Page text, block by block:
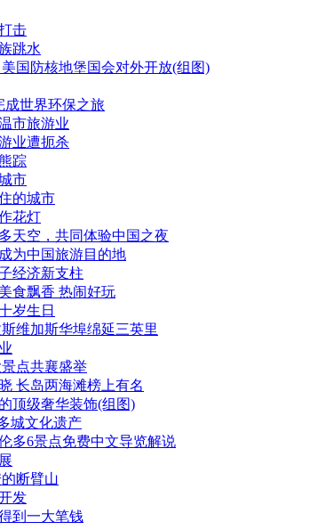
击
跳水
国防核地堡国会对外开放(组图)
成世界环保之旅
市旅游业
业遭扼杀
踪
市
的城市
花灯
天空，共同体验中国之夜
为中国旅游目的地
经济新支柱
食飘香 热闹好玩
岁生日
维加斯华埠绵延三英里
点共襄盛举
长岛两海滩榜上有名
顶级奢华装饰(组图)
城文化遗产
多6景点免费中文导览解说
断臂山
发
到一大笔钱